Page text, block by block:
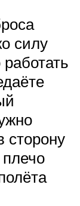
силу
сторону